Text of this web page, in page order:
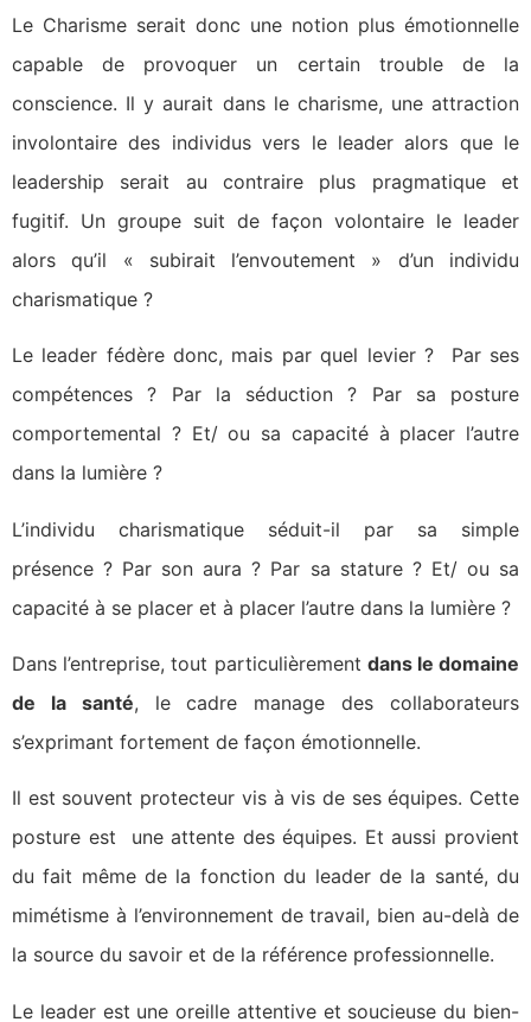
Le Charisme serait donc une notion plus émotionnelle
capable de provoquer un certain trouble de la
conscience. Il y aurait dans le charisme, une attraction
involontaire des individus vers le leader alors que le
leadership serait au contraire plus pragmatique et
fugitif. Un groupe suit de façon volontaire le leader
alors qu’il « subirait l’envoutement » d’un individu
charismatique ?
Le leader fédère donc, mais par quel levier ? Par ses
compétences ? Par la séduction ? Par sa posture
comportemental ? Et/ ou sa capacité à placer l’autre
dans la lumière ?
L’individu charismatique séduit-il par sa simple
présence ? Par son aura ? Par sa stature ? Et/ ou sa
capacité à se placer et à placer l’autre dans la lumière ?
Dans l’entreprise, tout particulièrement dans le domaine
de la santé, le cadre manage des collaborateurs
s’exprimant fortement de façon émotionnelle.
Il est souvent protecteur vis à vis de ses équipes. Cette
posture est une attente des équipes. Et aussi provient
du fait même de la fonction du leader de la santé, du
mimétisme à l’environnement de travail, bien au-delà de
la source du savoir et de la référence professionnelle.
Le leader est une oreille attentive et soucieuse du bien-